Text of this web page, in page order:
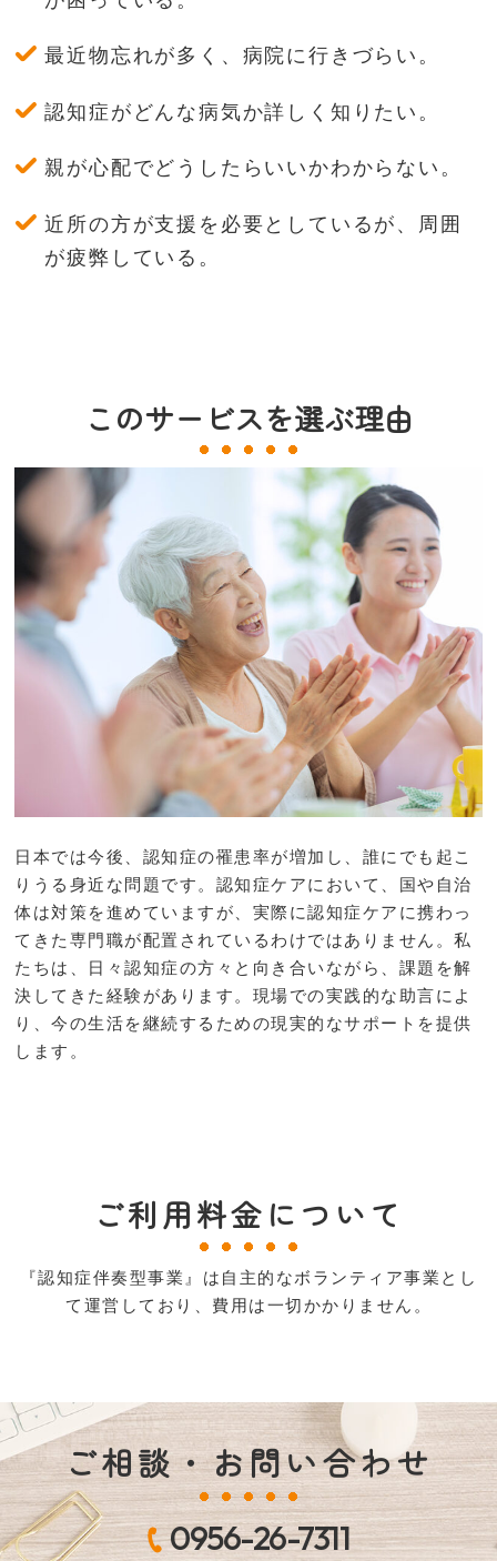
最近物忘れが多く、病院に行きづらい。
認知症がどんな病気か詳しく知りたい。
親が心配でどうしたらいいかわからない。
近所の方が支援を必要としているが、周囲
が疲弊している。
このサービスを選ぶ理由
日本では今後、認知症の罹患率が増加し、誰にでも起こ
りうる身近な問題です。認知症ケアにおいて、国や自治
体は対策を進めていますが、実際に認知症ケアに携わっ
てきた専門職が配置されているわけではありません。私
たちは、日々認知症の方々と向き合いながら、課題を解
決してきた経験があります。現場での実践的な助言によ
り、今の生活を継続するための現実的なサポートを提供
します。
ご利用料金について
『認知症伴奏型事業』は自主的なボランティア事業とし
て運営しており、費用は一切かかりません。
ご相談・お問い合わせ
0956-26-7311